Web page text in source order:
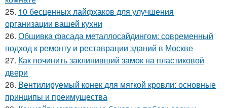
25. 10 бесценных лайфхаков для улучшения
организации вашей кухни
26. Обшивка фасада металлосайдингом: современный
подход к ремонту и реставрации зданий в Москве
27. Как починить заклинивший замок на пластиковой
двери
28. Вентилируемый конек для мягкой кровли: основные
принципы и преимущества